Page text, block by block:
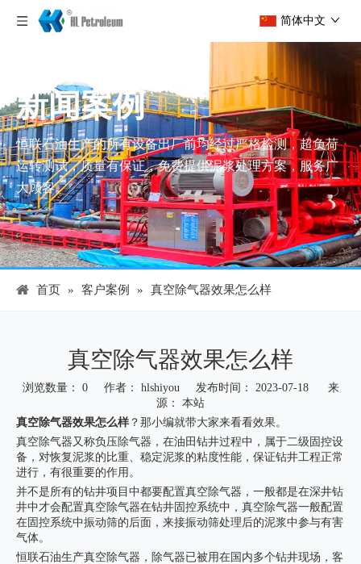
简体中文
新闻案例
恒联石油生产的所有设备出厂前均经过严格检测，超负荷
运转测试，质量有保证，免费提供泥浆处理方案，服务广
大顾客。
首页 » 客户案例 » 真空除气器效果怎么样
真空除气器效果怎么样
浏览数量： 0作者： hlshiyou 发布时间： 2023-07-18 来
源： 本站
真空除气器效果怎么样？那小编就带大家来看看效果。
真空除气器又称负压除气器，在油田钻井过程中，属于二级固控设
备，对恢复泥浆的比重、稳定泥浆的粘度性能，保证钻井工程正常
进行，有很重要的作用。
并不是所有的钻井项目中都要配置真空除气器，一般都是在深井钻
井中才会配置真空除气器在钻井固控系统中，真空除气器一般配置
在固控系统中振动筛的后面，来接振动筛处理后的泥浆中参与有害
气体。
恒联石油生产真空除气器，除气器已被用在国内多个钻井现场，客